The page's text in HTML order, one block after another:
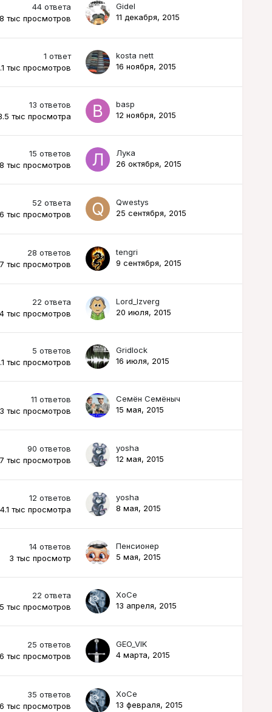
44 ответа
тыс просмотров
Gidel
11 декабря, 2015
1 ответ
тыс просмотров
kosta nett
16 ноября, 2015
13 ответов
тыс просмотра
basp
12 ноября, 2015
15 ответов
тыс просмотров
Лука
26 октября, 2015
52 ответа
тыс просмотров
Qwestys
25 сентября, 2015
28 ответов
тыс просмотров
tengri
9 сентября, 2015
22 ответа
тыс просмотров
Lord_Izverg
20 июля, 2015
5 ответов
тыс просмотров
Gridlock
16 июля, 2015
11 ответов
3 тыс просмотров
Семён Семёныч
15 мая, 2015
90 ответов
тыс просмотров
yosha
12 мая, 2015
12 ответов
4.1 тыс просмотра
yosha
8 мая, 2015
14 ответов
3 тыс просмотр
Пенсионер
5 мая, 2015
22 ответа
5 тыс просмотров
XoCe
13 апреля, 2015
25 ответов
тыс просмотров
GEO_VIK
4 марта, 2015
35 ответов
6 тыс просмотров
XoCe
13 февраля, 2015